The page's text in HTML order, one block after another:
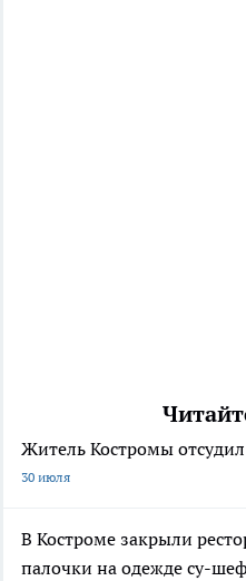
Житель Костромы отсудил
30 июля
В Костроме закрыли
палочки на одежде су-